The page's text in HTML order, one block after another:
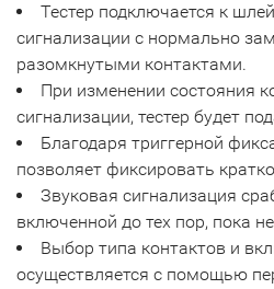
Тестер подключается к
сигнализации с нормально
разомкнутыми контактами.
При изменении состояния
сигнализации, тестер будет
Благодаря триггерной
позволяет фиксировать
Звуковая сигнализация
включенной до тех пор, пока
Выбор типа контактов и
осуществляется с помощью